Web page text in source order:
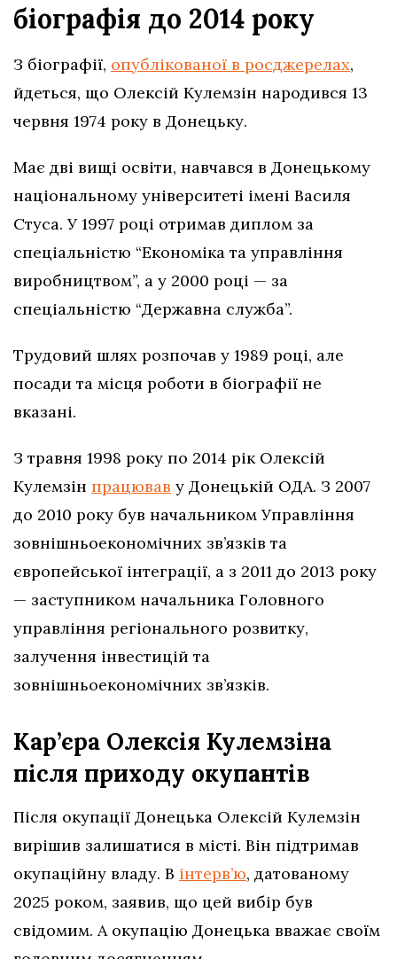
біографія до 2014 року
З біографії, опублікованої в росджерелах,
йдеться, що Олексій Кулемзін народився 13
червня 1974 року в Донецьку.
Має дві вищі освіти, навчався в Донецькому
національному університеті імені Василя
Стуса. У 1997 році отримав диплом за
спеціальністю “Економіка та управління
виробництвом”, а у 2000 році — за
спеціальністю “Державна служба”.
Трудовий шлях розпочав у 1989 році, але
посади та місця роботи в біографії не
вказані.
З травня 1998 року по 2014 рік Олексій
Кулемзін працював у Донецькій ОДА. З 2007
до 2010 року був начальником Управління
зовнішньоекономічних зв’язків та
європейської інтеграції, а з 2011 до 2013 року
— заступником начальника Головного
управління регіонального розвитку,
залучення інвестицій та
зовнішньоекономічних зв’язків.
Кар’єра Олексія Кулемзіна
після приходу окупантів
Після окупації Донецька Олексій Кулемзін
вирішив залишатися в місті. Він підтримав
окупаційну владу. В інтерв’ю, датованому
2025 роком, заявив, що цей вибір був
свідомим. А окупацію Донецька вважає своїм